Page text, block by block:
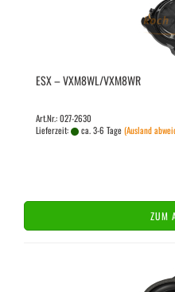
ESX – VXM8WL/VXM8WR
Art.Nr.: 027-2630
Lieferzeit:
ca. 3-6 Tage(Ausland
ZUM